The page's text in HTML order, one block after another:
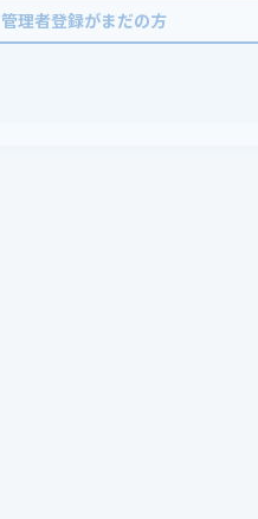
管理者登録がまだの方